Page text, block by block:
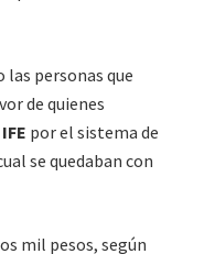
las personas que
de quienes
IFE por el sistema de
se quedaban con
mil pesos, según